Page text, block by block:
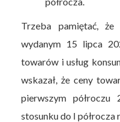
Trzeba pamiętać,
wydanym 15 lipca
towarów i usług
wskazał, że ceny
pierwszym
stosunku do I półrocza